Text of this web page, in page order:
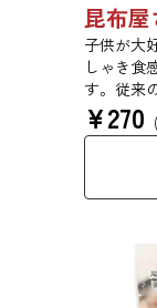
子供が大
しゃき食
す。従来
えました
料も加え
¥270